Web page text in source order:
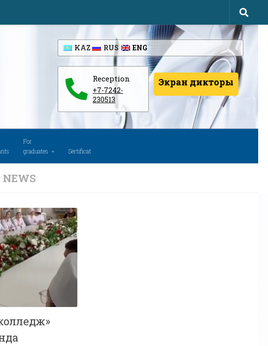
KAZ RUS ENG
Reception
+7-7242-
230513
Экран дикторы
For
graduates
Sertificat
NEWS